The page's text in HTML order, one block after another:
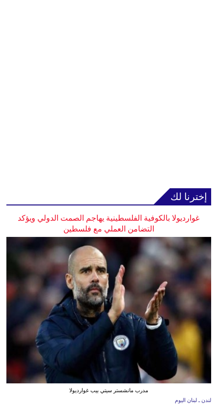
إخترنا لك
غوارديولا بالكوفية الفلسطينية يهاجم الصمت الدولي ويؤكد
التضامن العملي مع فلسطين
مدرب مانشستر سيتي بيب غوارديولا
لندن ـ لبنان اليوم